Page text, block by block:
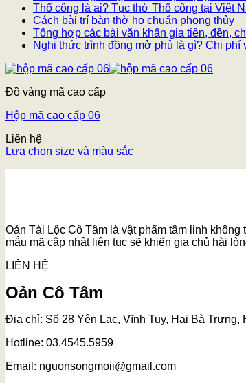
Thổ công là ai? Tục thờ Thổ công tại Việt
Cách bài trí bàn thờ họ chuẩn phong thủy
Tổng hợp các bài văn khấn gia tiên, đền,
Nghi thức trình đồng mở phủ là gì? Chi phí
Đồ vàng mã cao cấp
Hộp mã cao cấp 06
Liên hệ
Lựa chọn size và màu sắc
Oản Tài Lộc Cô Tâm là vật phẩm tâm linh
mẫu mã cập nhật liên tục sẽ khiến gia chủ hài
LIÊN HỆ
Oản Cô Tâm
Địa chỉ: Số 28 Yên Lạc, Vĩnh Tuy, Hai Bà Trưng,
Hotline: 03.4545.5959
Email: nguonsongmoii@gmail.com